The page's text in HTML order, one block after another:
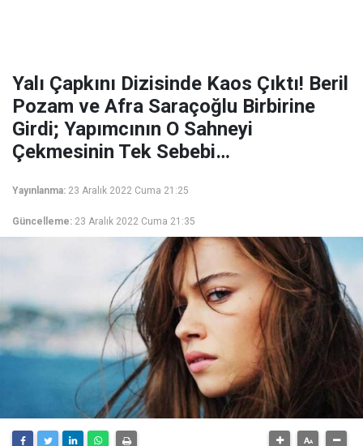
Yalı Çapkını Dizisinde Kaos Çıktı! Beril
Pozam ve Afra Saraçoğlu Birbirine
Girdi; Yapımcının O Sahneyi
Çekmesinin Tek Sebebi…
Yayınlanma: 23 Aralık 2022 Cuma 21:25
Güncelleme: 23 Aralık 2022 Cuma 21:35